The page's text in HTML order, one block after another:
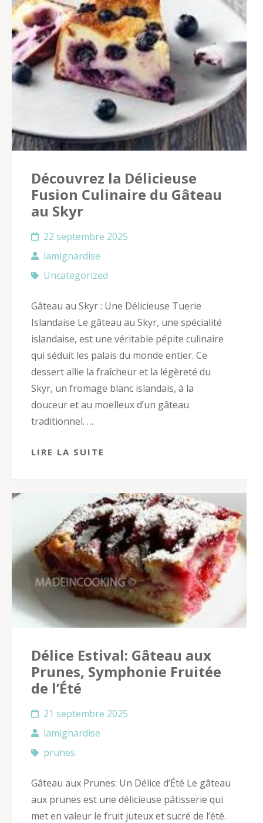
Découvrez la Délicieuse
Fusion Culinaire du Gâteau
au Skyr
22 septembre 2025
lamignardise
Uncategorized
Gâteau au Skyr : Une Délicieuse Tuerie
Islandaise Le gâteau au Skyr, une spécialité
islandaise, est une véritable pépite culinaire
qui séduit les palais du monde entier. Ce
dessert allie la fraîcheur et la légèreté du
Skyr, un fromage blanc islandais, à la
douceur et au moelleux d’un gâteau
traditionnel. …
LIRE LA SUITE
Délice Estival: Gâteau aux
Prunes, Symphonie Fruitée
de l’Été
21 septembre 2025
lamignardise
prunes
Gâteau aux Prunes: Un Délice d’Été Le gâteau
aux prunes est une délicieuse pâtisserie qui
met en valeur le fruit juteux et sucré de l’été.